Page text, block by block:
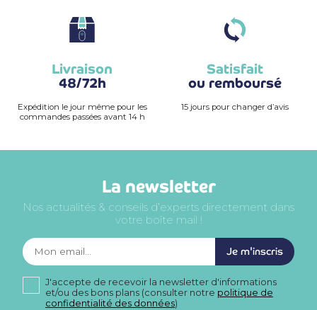
Livraison
48/72h
Expédition le jour même pour les
commandes passées avant 14 h
Satisfait
ou remboursé
15 jours pour changer d’avis
La newsletter
Nos actualités & conseils d’experts directement dans
votre boîte mail !
Je m'inscris
J'accepte de recevoir la newsletter d'informations
et/ou des bons plans (consulter notre politique de
confidentialité des données)